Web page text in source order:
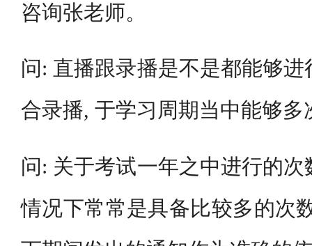
咨询张老师。
问: 直播跟录播是不是都能够
合录播, 于学习周期当中能够多
问: 关于考试一年之中进行的
情况下常常是具备比较多的次